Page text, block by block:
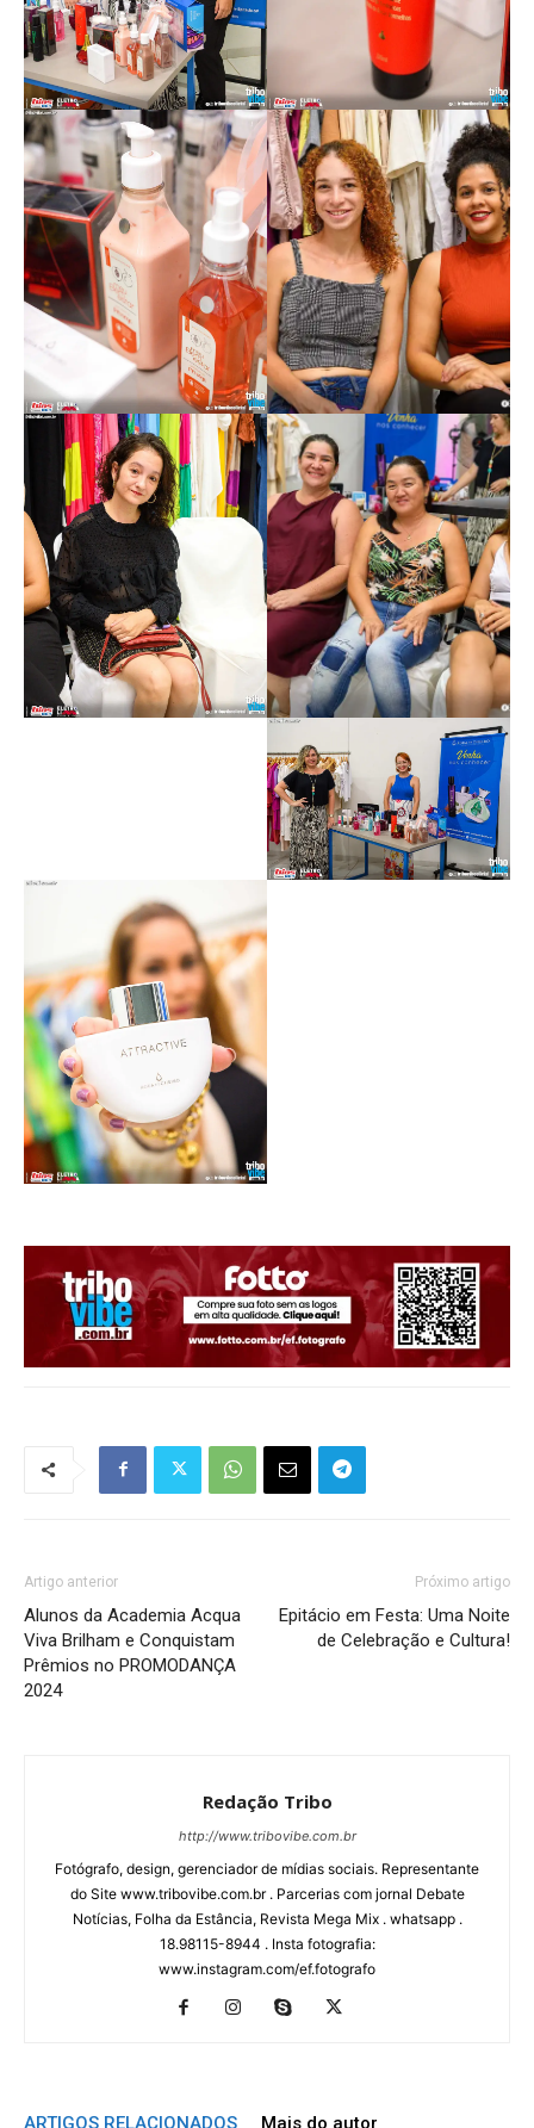
Artigo anterior
Alunos da Academia Acqua
Viva Brilham e Conquistam
Prêmios no PROMODANÇA
2024
Próximo artigo
Epitácio em Festa: Uma Noite
de Celebração e Cultura!
Redação Tribo
http://www.tribovibe.com.br
Fotógrafo, design, gerenciador de mídias sociais. Representante
do Site www.tribovibe.com.br . Parcerias com jornal Debate
Notícias, Folha da Estância, Revista Mega Mix . whatsapp .
18.98115-8944 . Insta fotografia:
www.instagram.com/ef.fotografo
ARTIGOS RELACIONADOS Mais do autor